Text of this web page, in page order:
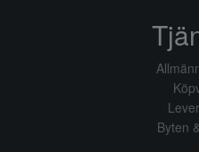
Byten